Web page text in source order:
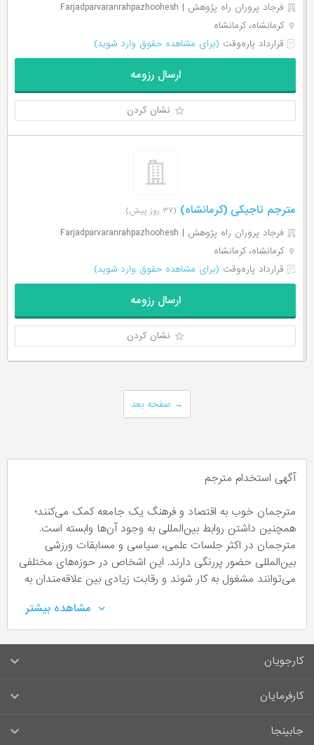
فرجاد پروران راه پژوهش | Farjadparvaranrahpazhoohesh
کرمانشاه، کرمانشاه
قرارداد پاره‌وقت (برای مشاهده حقوق وارد شوید)
ارسال رزومه
نشان کردن
مترجم تاجیکی (کرمانشاه) (۳۷ روز پیش)
فرجاد پروران راه پژوهش | Farjadparvaranrahpazhoohesh
کرمانشاه، کرمانشاه
قرارداد پاره‌وقت (برای مشاهده حقوق وارد شوید)
ارسال رزومه
نشان کردن
صفحه بعد →
آگهی استخدام مترجم
مترجمان خوب به اقتصاد و فرهنگ یک جامعه کمک می‌کنند؛
همچنین داشتن روابط بین‌المللی به وجود آن‌ها وابسته است.
مترجمان در اکثر جلسات علمی، سیاسی و مسابقات ورزشی
بین‌المللی حضور پررنگی دارند. این اشخاص در حوزه‌های مختلفی
می‌توانند مشغول به کار شوند و رقابت زیادی بین علاقه‌مندان به
مترجم چه کسی است؟
یک کارشناس مترجمی، عبارات یک زبان را به یک زبان دیگر
انتقال داده شود. اکثر مترجمان زبان مادری خود را به‌عنوان زبان
بالعکس ترجمه می‌کنند. ترجمه می‌تواند در قالب نوشتار یا به
مشاهده بیشتر
کارجویان
سوالات متداول کارجویان
کارفرمایان
راهنمای ثبت آگهی استخدام
جابینجا